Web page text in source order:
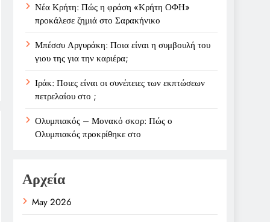
Νέα Κρήτη: Πώς η φράση «Κρήτη ΟΦΗ»
προκάλεσε ζημιά στο Σαρακήνικο
Μπέσσυ Αργυράκη: Ποια είναι η συμβουλή του
γιου της για την καριέρα;
Ιράκ: Ποιες είναι οι συνέπειες των εκπτώσεων
πετρελαίου στο ;
Ολυμπιακός – Μονακό σκορ: Πώς ο
Ολυμπιακός προκρίθηκε στο
Αρχεία
May 2026